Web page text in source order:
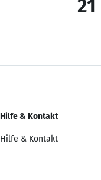
Hilfe & Kontakt
Hilfe & Kontakt